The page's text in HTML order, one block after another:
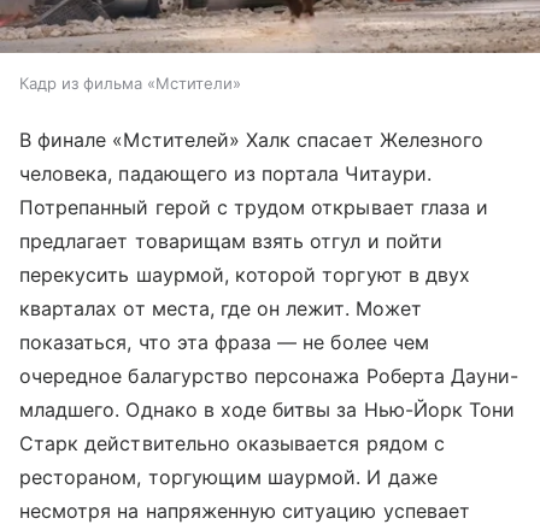
Кадр из фильма «Мстители»
В финале «Мстителей» Халк спасает Железного
человека, падающего из портала Читаури.
Потрепанный герой с трудом открывает глаза и
предлагает товарищам взять отгул и пойти
перекусить шаурмой, которой торгуют в двух
кварталах от места, где он лежит. Может
показаться, что эта фраза — не более чем
очередное балагурство персонажа Роберта Дауни-
младшего. Однако в ходе битвы за Нью-Йорк Тони
Старк действительно оказывается рядом с
рестораном, торгующим шаурмой. И даже
несмотря на напряженную ситуацию успевает